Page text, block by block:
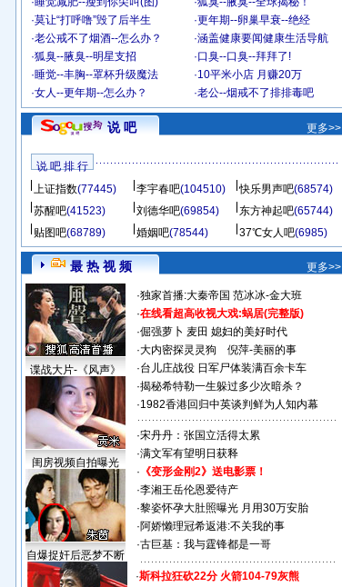
·莫让“打呼噜”毁了后半生 ·更年期--卵巢早衰--绝经
·老公戒不了烟酒--怎么办？ ·涵盖健康要闻健康生活导航
·狐臭--腋臭--明星支招 ·口臭--口臭--拜拜了!
·睡觉--丰胸--罩杯升级魔法 ·10平米小店 月赚20万
·女人--更年期--怎么办？ ·老公--烟戒不了排排毒吧
说 吧 更多>>
说 吧 排 行
上证指数(77445) 李宇春吧(104510) 快乐男声吧(68574)
苏醒吧(41523) 刘德华吧(69854) 东方神起吧(65744)
贴图吧(68789) 婚姻吧(78544) 37℃女人吧(6985)
最 热 视 频 更多>>
谍战大片-《风声》
闺房视频自拍曝光
自爆捉奸后恶梦不断
·独家首播:大秦帝国 范冰冰-金大班
·在线看超高收视大戏:蜗居(完整版)
·倔强萝卜 麦田 媳妇的美好时代
·大内密探灵灵狗
倪萍-美丽的事
·台儿庄战役 日军尸体装满百余卡车
·揭秘希特勒一生躲过多少次暗杀？
·1982香港回归中英谈判鲜为人知内幕
·宋丹丹：张国立活得太累
·满文军有望明日获释
· 《变形金刚2》送电影票！
·李湘王岳伦恩爱待产
·黎姿怀孕大肚照曝光 月用30万安胎
·阿娇懒理冠希返港:不关我的事
·古巨基：我与霆锋都是一哥
·斯科拉狂砍22分 火箭104-79灰熊